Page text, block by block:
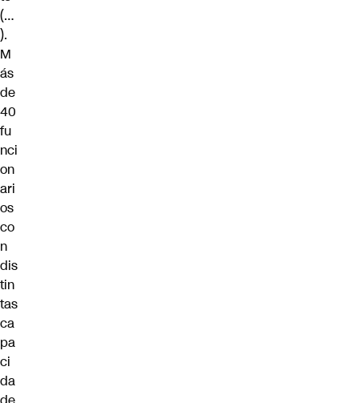
(…
).
M
ás
de
40
fu
nci
on
ari
os
co
n
dis
tin
tas
ca
pa
ci
da